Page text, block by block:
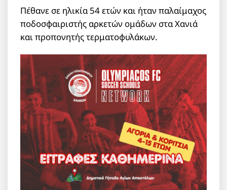
Πέθανε σε ηλικία 54 ετών και ήταν παλαίμαχος
ποδοσφαιριστής αρκετών ομάδων στα Χανιά
και προπονητής τερματοφυλάκων.